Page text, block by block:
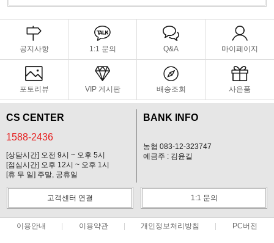
공지사항 1:1 문의 Q&A 마이페이지
포토리뷰 VIP 게시판 배송조회 사은품
CS CENTER
1588-2436
[상담시간] 오전 9시 ~ 오후 5시
[점심시간] 오후 12시 ~ 오후 1시
[휴 무 일] 주말, 공휴일
BANK INFO
농협 083-12-323747
예금주 : 김윤길
고객센터 연결 1:1 문의
이용안내 이용약관 개인정보처리방침 PC버전